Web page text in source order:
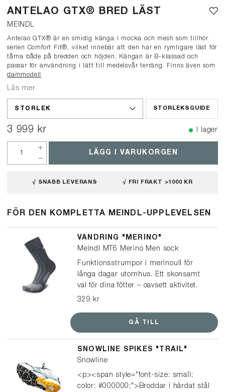
ANTELAO GTX® BRED LÄST
MEINDL
Antelao GTX® är en smidig känga i mocka och mesh som tillhör
serien Comfort Fit®, vilket innebär att den har en rymligare läst för
tårna både på bredden och höjden. Kängan är B-klassad och
passar för användning i lätt till medelsvår terräng. Finns även som
dammodell
Läs mer
STORLEKSGUIDE
STORLEK
3 999 kr I lager
LÄGG I VARUKORGEN
√ SNABB LEVERANS √ FRI FRAKT >1000 KR
FÖR DEN KOMPLETTA MEINDL-UPPLEVELSEN
VANDRING "MERINO"
Meindl MT6 Merino Men sock
Funktionsstrumpor i merinoull för
långa dagar utomhus. Ett skonsamt
val för dina fötter – oavsett aktivitet.
Tillverkad av mulesingfri merinoull och
passform och ett balanserat klimat i
fötter.
329 kr
GÅ TILL
SNOWLINE SPIKES "TRAIL"
Snowline
<p><span style="font-size: small;
color: #000000;">Broddar i härdat stål